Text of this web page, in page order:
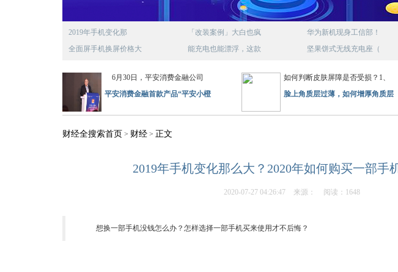
2019年手机变化那
全面屏手机换屏价格大
「改装案例」大白也疯
能充电也能漂浮，这款
华为新机现身工信部！
坚果饼式无线充电座（
6月30日，平安消费金融公司
平安消费金融首款产品“平安小橙
如何判断皮肤屏障是否受损？1、
脸上角质层过薄，如何增厚角质层
财经全搜索首页 > 财经 > 正文
2019年手机变化那么大？2020年如何购买一部手
2020-07-27 04:26:47 来源： 阅读：1648
想换一部手机没钱怎么办？怎样选择一部手机买来使用才不后悔？